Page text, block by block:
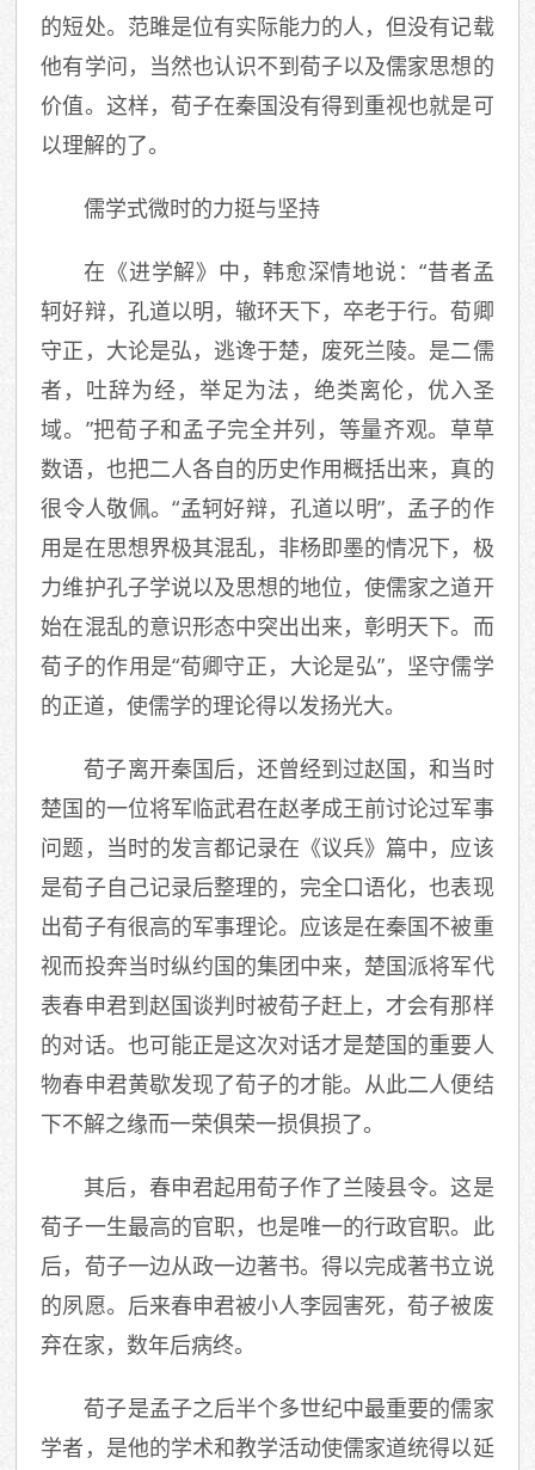
的短处。范雎是位有实际能力的人，但没有记载
他有学问，当然也认识不到荀子以及儒家思想的
价值。这样，荀子在秦国没有得到重视也就是可
以理解的了。
儒学式微时的力挺与坚持
在《进学解》中，韩愈深情地说：“昔者孟
轲好辩，孔道以明，辙环天下，卒老于行。荀卿
守正，大论是弘，逃谗于楚，废死兰陵。是二儒
者，吐辞为经，举足为法，绝类离伦，优入圣
域。”把荀子和孟子完全并列，等量齐观。草草
数语，也把二人各自的历史作用概括出来，真的
很令人敬佩。“孟轲好辩，孔道以明”，孟子的作
用是在思想界极其混乱，非杨即墨的情况下，极
力维护孔子学说以及思想的地位，使儒家之道开
始在混乱的意识形态中突出出来，彰明天下。而
荀子的作用是“荀卿守正，大论是弘”，坚守儒学
的正道，使儒学的理论得以发扬光大。
荀子离开秦国后，还曾经到过赵国，和当时
楚国的一位将军临武君在赵孝成王前讨论过军事
问题，当时的发言都记录在《议兵》篇中，应该
是荀子自己记录后整理的，完全口语化，也表现
出荀子有很高的军事理论。应该是在秦国不被重
视而投奔当时纵约国的集团中来，楚国派将军代
表春申君到赵国谈判时被荀子赶上，才会有那样
的对话。也可能正是这次对话才是楚国的重要人
物春申君黄歇发现了荀子的才能。从此二人便结
下不解之缘而一荣俱荣一损俱损了。
其后，春申君起用荀子作了兰陵县令。这是
荀子一生最高的官职，也是唯一的行政官职。此
后，荀子一边从政一边著书。得以完成著书立说
的夙愿。后来春申君被小人李园害死，荀子被废
弃在家，数年后病终。
荀子是孟子之后半个多世纪中最重要的儒家
学者，是他的学术和教学活动使儒家道统得以延